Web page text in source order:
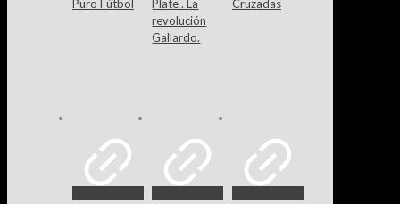
Puro Fútbol
Plate . La
revolución
Gallardo.
Cruzadas